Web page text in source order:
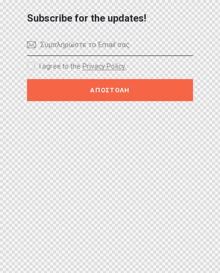
Subscribe for the updates!
ΑΠΟΣΤΟΛΗ
I agree to thePrivacy Policy.